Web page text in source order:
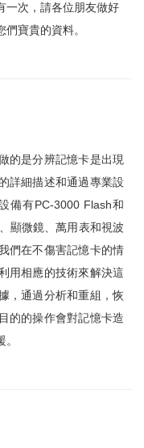
一次，請各位朋友做好
寶貴的資料。
的是分辨記憶卡是出現
詳細描述和通過專業設
備有PC-3000 Flash和
顯微鏡、萬用表和視波
們在不傷害記憶卡的情
用相應的技術來解決這
，通過分析和重組，恢
的的操作會對記憶卡造